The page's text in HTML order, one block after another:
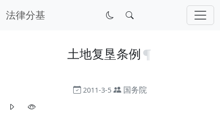
法律分基
土地复垦条例
2011-3-5 国务院